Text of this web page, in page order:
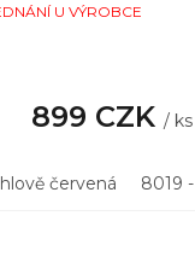
U VÝROBCE
899 CZK / ks
červená 8019